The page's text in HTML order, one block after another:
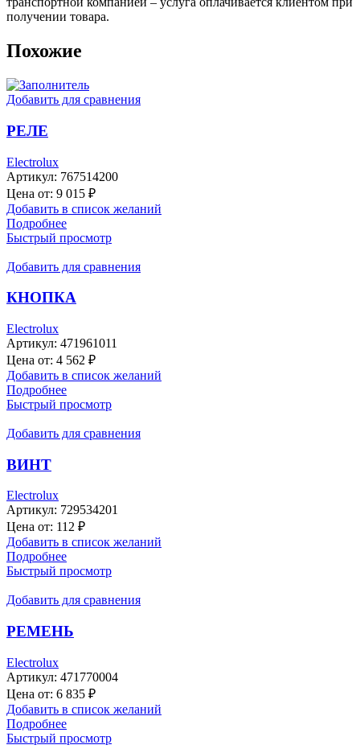
получении товара.
Похожие
Добавить для сравнения
РЕЛЕ
Electrolux
Артикул: 767514200
Цена от: 9 015 ₽
Добавить в список желаний
Подробнее
Быстрый просмотр
Добавить для сравнения
КНОПКА
Electrolux
Артикул: 471961011
Цена от: 4 562 ₽
Добавить в список желаний
Подробнее
Быстрый просмотр
Добавить для сравнения
ВИНТ
Electrolux
Артикул: 729534201
Цена от: 112 ₽
Добавить в список желаний
Подробнее
Быстрый просмотр
Добавить для сравнения
РЕМЕНЬ
Electrolux
Артикул: 471770004
Цена от: 6 835 ₽
Добавить в список желаний
Подробнее
Быстрый просмотр